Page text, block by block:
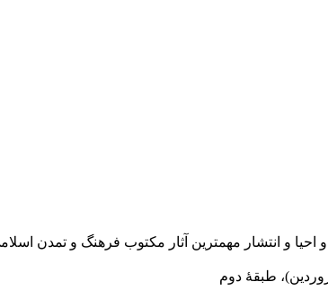
محققان و مصححان و احیا و انتشار مهمترین آثار مكتوب فرهنگ و